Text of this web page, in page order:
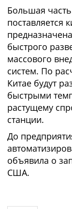
Большая
поставляется
быстрого
массового
систем. По
Китае будут
быстрыми
растущему
станции.
До
объявила о
США.